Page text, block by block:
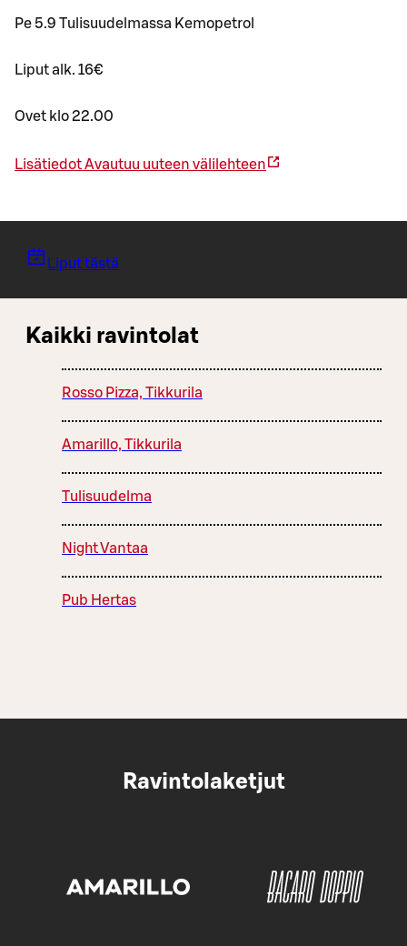
Pe 5.9 Tulisuudelmassa Kemopetrol
Liput alk. 16€
Ovet klo 22.00
LisätiedotAvautuu uuteen välilehteen
Liput tästä
Kaikki ravintolat
Rosso Pizza, Tikkurila
Amarillo, Tikkurila
Tulisuudelma
Night Vantaa
Pub Hertas
Ravintolaketjut